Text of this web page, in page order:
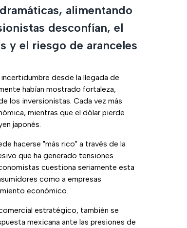
alimentando
desconfían, el
y el riesgo de aranceles
desde la llegada de
habían mostrado fortaleza,
los inversionistas. Cada vez más
mientras que el dólar pierde
japonés.
hacerse "más rico" a través de la
que ha generado tensiones
cuestiona seriamente esta
como a empresas
económico.
estratégico, también se
mexicana ante las presiones de